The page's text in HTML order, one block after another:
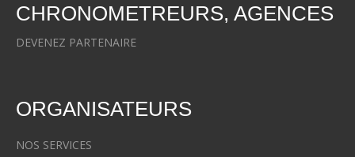
CHRONOMETREURS, AGENCES
DEVENEZ PARTENAIRE
ORGANISATEURS
NOS SERVICES